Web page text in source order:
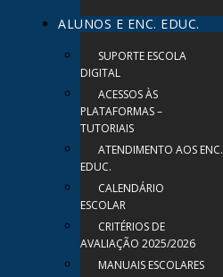
ALUNOS E ENC. EDUC.
SUPORTE ESCOLA
DIGITAL
ACESSOS ÀS
PLATAFORMAS –
TUTORIAIS
ATENDIMENTO AOS ENC.
EDUC.
CALENDÁRIO
ESCOLAR
CRITÉRIOS DE
AVALIAÇÃO 2025/2026
MANUAIS ESCOLARES